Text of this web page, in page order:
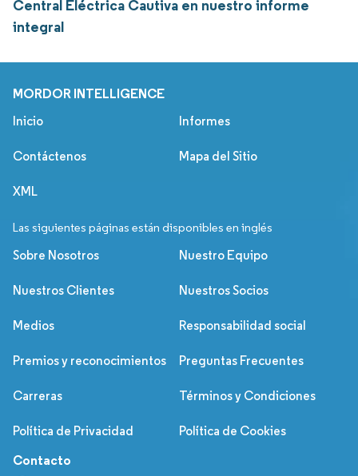
Central Eléctrica Cautiva en nuestro informe
integral
MORDOR INTELLIGENCE
Inicio Informes
Contáctenos Mapa del Sitio
XML
Las siguientes páginas están disponibles en inglés
Sobre Nosotros Nuestro Equipo
Nuestros Clientes Nuestros Socios
Medios Responsabilidad social
Premios y reconocimientos Preguntas Frecuentes
Carreras Términos y Condiciones
Política de Privacidad Política de Cookies
Contacto